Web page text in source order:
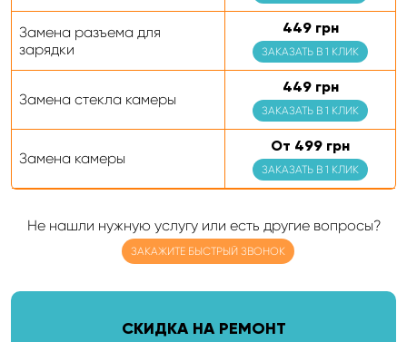
Замена разъема для
зарядки
449 грн
ЗАКАЗАТЬ В 1 КЛИК
Замена стекла камеры
449 грн
ЗАКАЗАТЬ В 1 КЛИК
Замена камеры
От 499 грн
ЗАКАЗАТЬ В 1 КЛИК
Не нашли нужную услугу или есть другие вопросы?
ЗАКАЖИТЕ БЫСТРЫЙ ЗВОНОК
CКИДКА НА РЕМОНТ